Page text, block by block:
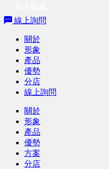
線上詢問
關於
形象
產品
優勢
分店
線上詢問
關於
形象
產品
優勢
方案
分店